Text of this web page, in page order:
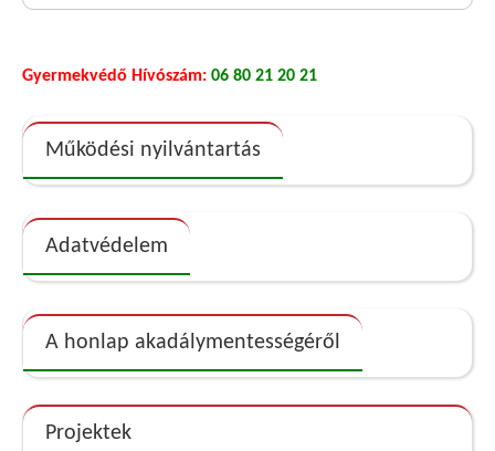
Gyermekvédő Hívószám: 06 80 21 20 21
Működési nyilvántartás
Adatvédelem
A honlap akadálymentességéről
Projektek